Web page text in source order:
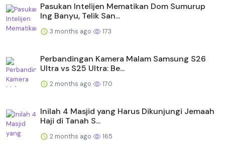
Pasukan Intelijen Mematikan Dom Sumurup
Ing Banyu, Telik San...
3 months ago 173
Perbandingan Kamera Malam Samsung S26
Ultra vs S25 Ultra: Be...
2 months ago 170
Inilah 4 Masjid yang Harus Dikunjungi Jemaah
Haji di Tanah S...
2 months ago 165